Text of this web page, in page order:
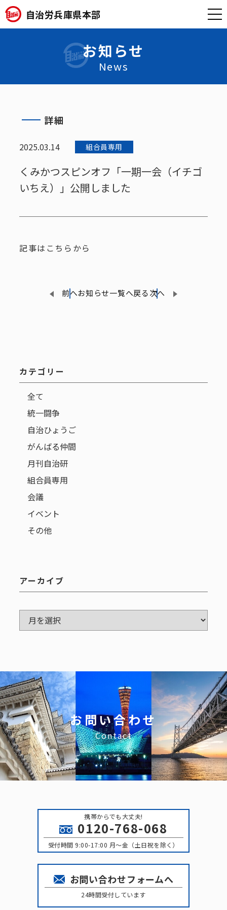
自治労兵庫県本部
お知らせ
News
詳細
2025.03.14 組合員専用
くみかつスピンオフ「一期一会（イチゴ
いちえ）」公開しました
記事はこちらから
前へお知らせ一覧へ戻る次へ
カテゴリー
全て
統一闘争
自治ひょうご
がんばる仲間
月刊自治研
組合員専用
会議
イベント
その他
アーカイブ
ア
お問い合わせ
Contact
携帯からでも大丈夫!
0120-768-068
受付時間 9:00-17:00 月〜金（土日祝を除く）
お問い合わせフォームへ
24時間受付しています